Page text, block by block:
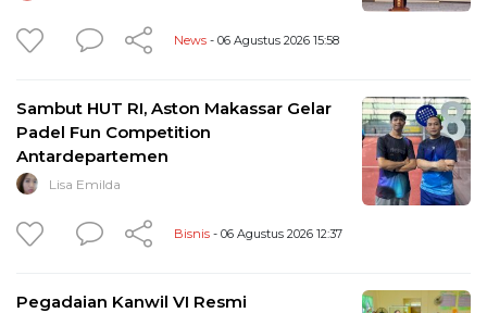
News - 06 Agustus 2026 15:58
Sambut HUT RI, Aston Makassar Gelar
Padel Fun Competition
Antardepartemen
Lisa Emilda
Bisnis - 06 Agustus 2026 12:37
Pegadaian Kanwil VI Resmi